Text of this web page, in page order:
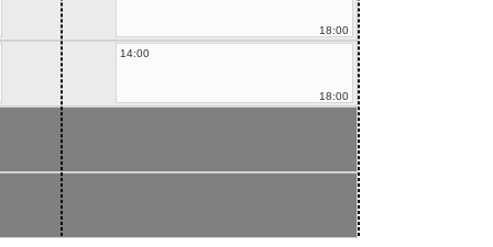
18:00
14:00
18:00